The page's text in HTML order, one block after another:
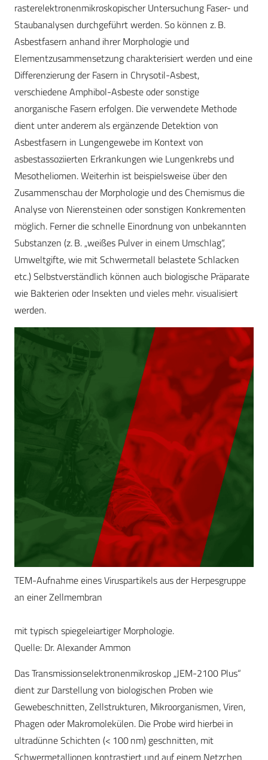
rasterelektronenmikroskopischer Untersuchung Faser- und
Staubanalysen durchgeführt werden. So können z. B.
Asbestfasern anhand ihrer Morphologie und
Elementzusammensetzung charakterisiert werden und eine
Differenzierung der Fasern in Chrysotil-Asbest,
verschiedene Amphibol-Asbeste oder sonstige
anorganische Fasern erfolgen. Die verwendete Methode
dient unter anderem als ergänzende Detektion von
Asbestfasern in Lungengewebe im Kontext von
asbestassoziierten Erkrankungen wie Lungenkrebs und
Mesotheliomen. Weiterhin ist beispielsweise über den
Zusammenschau der Morphologie und des Chemismus die
Analyse von Nierensteinen oder sonstigen Konkrementen
möglich. Ferner die schnelle Einordnung von unbekannten
Substanzen (z. B. „weißes Pulver in einem Umschlag“,
Umweltgifte, wie mit Schwermetall belastete Schlacken
etc.) Selbstverständlich können auch biologische Präparate
wie Bakterien oder Insekten und vieles mehr. visualisiert
werden.
TEM-Aufnahme eines Viruspartikels aus der Herpesgruppe
an einer Zellmembran
mit typisch spiegeleiartiger Morphologie.
Quelle: Dr. Alexander Ammon
Das Transmissionselektronenmikroskop „JEM-2100 Plus“
dient zur Darstellung von biologischen Proben wie
Gewebeschnitten, Zellstrukturen, Mikroorganismen, Viren,
Phagen oder Makromolekülen. Die Probe wird hierbei in
ultradünne Schichten (< 100 nm) geschnitten, mit
Schwermetallionen kontrastiert und auf einem Netzchen